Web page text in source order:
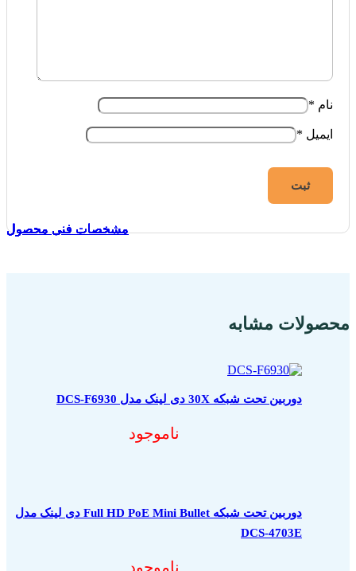
نام *
ایمیل *
محصولات مشابه
مشخصات فنی محصول
دوربین تحت شبکه 30X دی لینک مدل DCS-F6930
ناموجود
مشخصات فنی محصول
دوربین تحت شبکه Full HD PoE Mini Bullet دی لینک مدل
DCS-4703E
ناموجود
مشخصات فنی محصول
مشخصات فنی محصول
مشخصات فنی محصول
مشخصات فنی محصول
مشخصات فنی محصول
مشخصات فنی محصول
مشخصات فنی محصول
مشخصات فنی محصول